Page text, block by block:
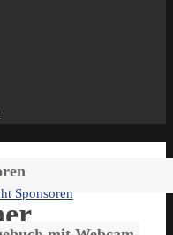
Sponsoren